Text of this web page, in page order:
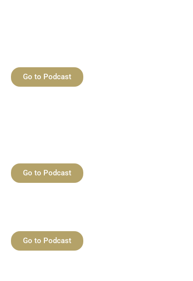
Go to Podcast
Go to Podcast
Go to Podcast